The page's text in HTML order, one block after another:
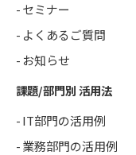
セミナー
よくあるご質問
お知らせ
課題/部門別 活用法
IT部門の活用例
業務部門の活用例